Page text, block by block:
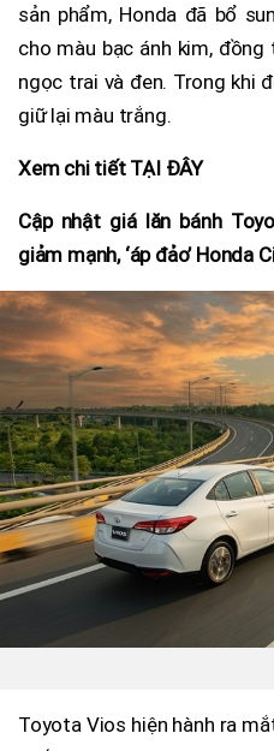
sản phẩm, Honda đã bổ
cho màu bạc ánh kim,
ngọc trai và đen. Trong khi
giữ lại màu trắng.
Xem chi tiết TẠI ĐÂY
Cập nhật giá lăn bánh
giảm mạnh, ‘áp đảo’ Honda
Toyota Vios hiện hành ra